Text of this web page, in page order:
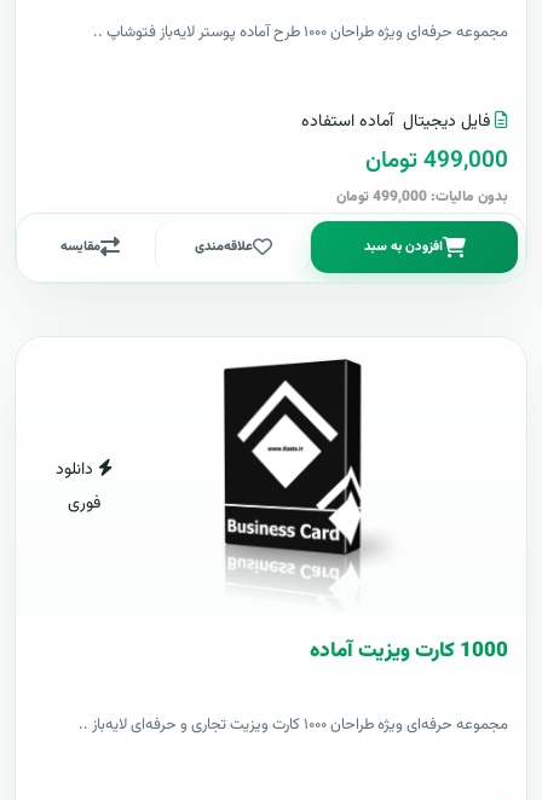
مجموعه حرفه‌ای ویژه طراحان ۱۰۰۰ طرح آماده پوستر لایه‌باز فتوشاپ ..
فایل دیجیتال آماده استفاده
499,000 تومان
بدون مالیات: 499,000 تومان
افزودن به سبد علاقه‌مندی مقایسه
دانلود
فوری
1000 کارت ويزيت آماده
مجموعه حرفه‌ای ویژه طراحان ۱۰۰۰ کارت ویزیت تجاری و حرفه‌ای لایه‌باز ..